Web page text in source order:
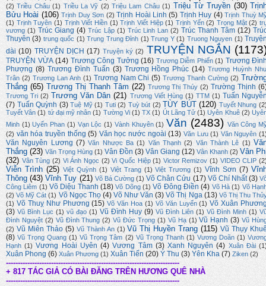
(2) Triều Châu (1) Triều La Vỹ (2) Triệu Lam Châu (1) Triệu Từ Truyền (30)
Bửu Hoài (106) Trịnh Duy Sơn (2) Trịnh Hoài Linh (5) Trịnh Huy (4) Trịnh Thuỳ
(1) Trịnh Tuyên (1) Trịnh Viết Hiền (1) Trịnh Viết Hiệp (1) Trịnh Yến (2) Trọng Mật (2)
vương (1) Trúc Giang (4) Trúc Lập (1) Trúc Linh Lan (2) Trúc Thanh Tâm (12)
Thuyên (3) trung quốc (1) Trung Trung Đỉnh (1) Trung Y (1) Truong Nguyen (1)
dài (10) TRUYỆN DỊCH (17) Truyện ký (2) TRUYỆN NGẮN
TRUYỆN VỪA (14) Trương Công Tưởng (16) Trương Diễm Phiến (1) Trương
Phượng (8) Trương Đình Tuấn (3) Trương Hồng Phúc (14) Trương Huỳnh
Trân (2) Trương Lan Anh (1) Trương Nam Chi (5) Trương Thanh Cường (2)
Thắng (65) Trương Thị Thanh Tâm (22) Trương Thị Thúy (2) Trường Thịnh
Trương Tri (2) Trương Văn Dân (21) Trương Viết Hùng (1) TTM (1) Tuấn
(7) Tuấn Quỳnh (3) Tuệ Mỹ (1) Tuti (2) Tuỳ bút (2) TÙY BÚT (120) Tuyết Nhung
Tuyết Vân (1) tứ đại mỹ nhân (1) Tường Vi (1) TX (1) Út Lãng Tử (1) Uyên Khuê (2)
Minh (1) Uyển Phan (1) Vạn Lộc (1) Vành Khuyên (1) Văn (2483) Văn Công
(2) văn hóa truyền thống (5) Văn học nước ngoài (13) Văn Lưu (1) Văn Nguyên
Văn Nguyên Lương (7) Văn Nhược Ba (1) Văn Thạnh (2) Văn Thành Lê (1)
Thắng (23) Văn Trọng Hùng (1) Vân Đồn (3) Vân Giang (12) Vân Khanh (2) Vân
(32) Vân Tùng (2) Vi Ánh Ngọc (2) Vi Quốc Hiệp (1) Victor Remizov (1) VIDEO CLIP
Viễn Trình (25) Việt Quỳnh (1) Việt Trang (1) Việt Trương (1) Vĩnh Sơn (7)
Thông (43) Vĩnh Tuy (21) Võ Bá Cường (1) Võ Chân Cửu (17) Võ Chí Nhất (3)
Công Liêm (1) Võ Diệu Thanh (18) Võ Dõng (1) Võ Đông Điền (4) Võ Hà (1) Võ
(2) Võ Mỹ Cát (1) Võ Ngọc Thọ (4) Võ Như Văn (3) Võ Thị Nga (13) Võ Thị Thu
(1) Võ Thuỵ Như Phương (15) Võ Văn Hoa (1) Võ Văn Luyến (1) Võ Xuân
(3) Vũ Bình Lục (1) vũ đạo (1) Vũ Đình Huy (9) Vũ Đình Liên (1) Vũ Đình Minh (1)
Đình Nguyệt (2) Vũ Đình Thung (2) Vũ Đức Trọng (1) Vũ Hạ (1) Vũ Hạnh (3) Vũ
(2) Vũ Miên Thảo (5) Vũ Thành An (1) Vũ Thị Huyền Trang (115) Vũ Thụy
(8) Vũ Trọng Quang (1) Vũ Trọng Tâm (2) Vũ Trọng Thanh (1) Vương Doãn (1)
Hạnh (1) Vương Hoài Uyên (4) Vương Tâm (3) Xanh Nguyên (4) Xuân Đài
Xuân Phong (6) Xuân Phương (1) Xuân Tiến (20) Ý Thu (3) Yên Kha (7) Ziken (2)
-------------------------------------------------------------------------
+ 817 TÁC GIẢ CÓ BÀI ĐĂNG TRÊN HƯƠNG QUÊ NHÀ
-------------------------------------------------------------------------